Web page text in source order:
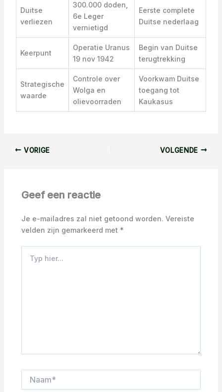
Duitse
verliezen
300.000 doden,
6e Leger
vernietigd
Eerste complete
Duitse nederlaag
Keerpunt
Operatie Uranus
19 nov 1942
Begin van Duitse
terugtrekking
Strategische
waarde
Controle over
Wolga en
olievoorraden
Voorkwam Duitse
toegang tot
Kaukasus
VORIGE VOLGENDE
Geef een reactie
Je e-mailadres zal niet getoond worden. Vereiste
velden zijn gemarkeerd met *
hier...